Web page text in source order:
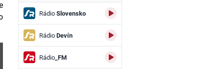
RádioSlovensko
RádioDevín
Rádio_FM